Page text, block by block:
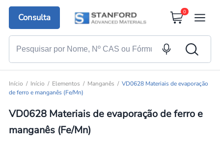
Consulta
0
Início Início Elementos Manganês
VD0628 Materiais de evaporação
de ferro e manganês (Fe/Mn)
VD0628 Materiais de evaporação de ferro e
manganês (Fe/Mn)